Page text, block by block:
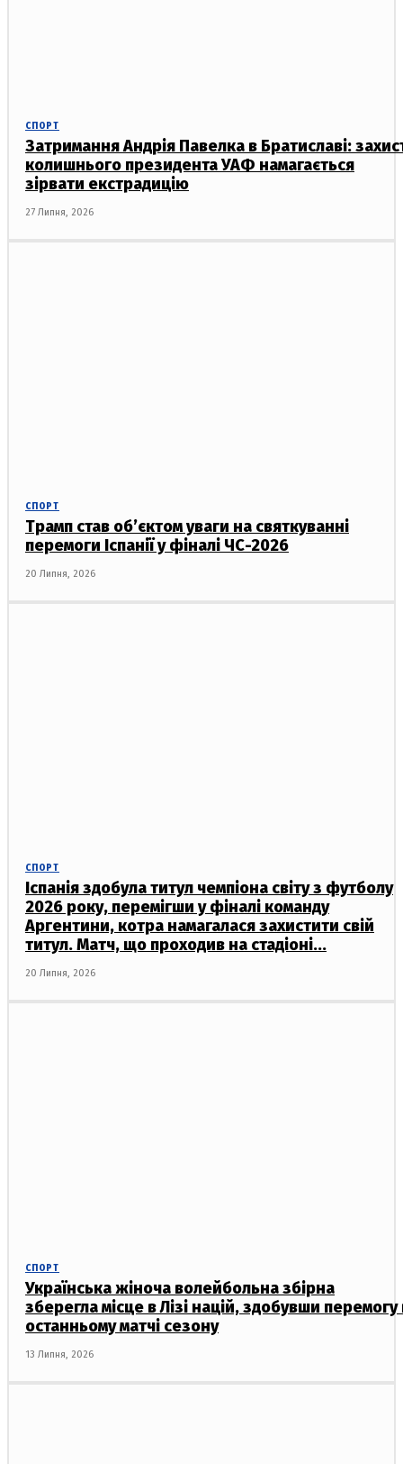
СПОРТ
Затримання Андрія Павелка в Братиславі:
колишнього президента УАФ намагається
зірвати екстрадицію
27 Липня, 2026
СПОРТ
Трамп став об’єктом уваги на святкуванні
перемоги Іспанії у фіналі ЧС-2026
20 Липня, 2026
СПОРТ
Іспанія здобула титул чемпіона світу з футболу
2026 року, перемігши у фіналі команду
Аргентини, котра намагалася захистити свій
титул. Матч, що проходив на стадіоні...
20 Липня, 2026
СПОРТ
Українська жіноча волейбольна збірна
зберегла місце в Лізі націй, здобувши перемогу
останньому матчі сезону
13 Липня, 2026